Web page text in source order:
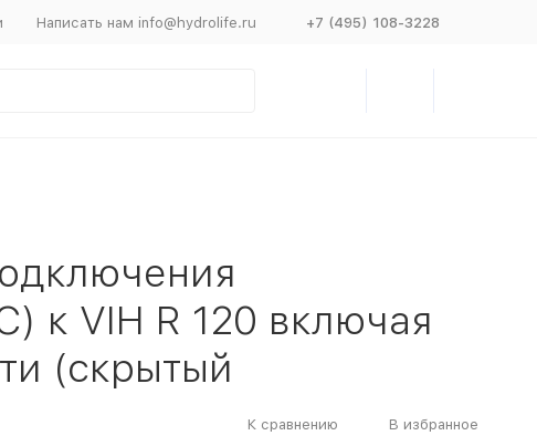
Написать нам info@hydrolife.ru +7 (495) 108-3228
к VIH R 120 включая
(скрытый
К сравнению В избранное